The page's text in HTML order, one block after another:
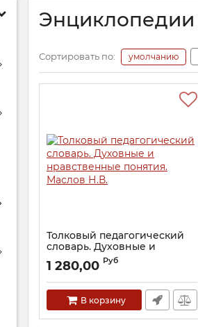
Энциклопедии
Сортировать по: умолчанию
Толковый педагогический
словарь. Духовные и
нравственные понятия.
Маслов Н.В.
Артикул: 21579
1 280,00 Руб
В корзину